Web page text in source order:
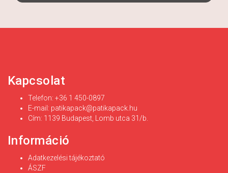
Kapcsolat
Telefon: +36 1 450-0897
E-mail: patikapack@patikapack.hu
Cím: 1139 Budapest, Lomb utca 31/b.
Információ
Adatkezelési tájékoztató
ÁSZF